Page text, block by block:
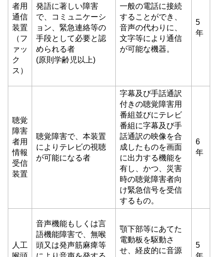
者用
通信
装置
（フ
ァッ
ク
ス）
発語に著しい障害
で、コミュニケーシ
ョン、緊急連絡等の
手段として必要と認
められる者
(原則学齢児以上)
一般の電話に接続
することができ、
音声の代わりに、
文字等により通信
が可能な機器。
5
年
聴覚
障害
者用
情報
受信
装置
聴覚障害で、本装置
によりテレビの視聴
が可能になる者
字幕及び手話通訳
付きの聴覚障害用
番組並びにテレビ
番組に字幕及び手
話通訳の映像を合
成したものを画面
に出力する機能を
有し、かつ、災害
時の聴覚障害者向
け緊急信号を受信
するもの。
6
年
人工
音声機能もしくは言
語機能障害で、無喉
頭又は発声筋麻痺等
顎下部等にあてた
電動板を駆動さ
せ、経皮的に音源
5